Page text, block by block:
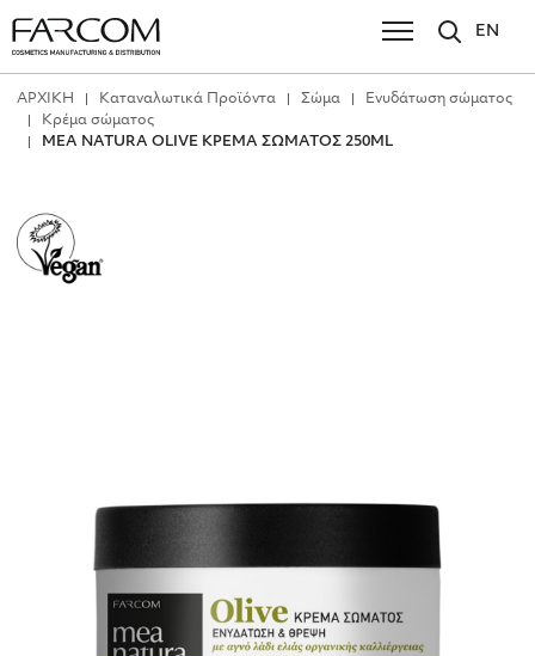
EN
ΑΡΧΙΚΗ Καταναλωτικά Προϊόντα Σώμα
Ενυδάτωση σώματος
Κρέμα σώματος
MEA NATURA OLIVE ΚΡΕΜΑ ΣΩΜΑΤΟΣ 250ML